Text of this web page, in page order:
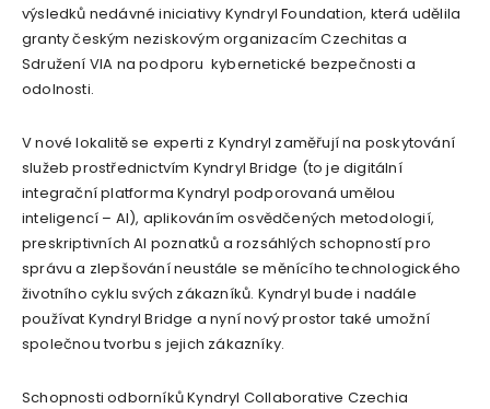
výsledků nedávné iniciativy Kyndryl Foundation, která udělila
granty českým neziskovým organizacím Czechitas a
Sdružení VIA na podporu kybernetické bezpečnosti a
odolnosti.
V nové lokalitě se experti z Kyndryl zaměřují na poskytování
služeb prostřednictvím Kyndryl Bridge (to je digitální
integrační platforma Kyndryl podporovaná umělou
inteligencí – AI), aplikováním osvědčených metodologií,
preskriptivních AI poznatků a rozsáhlých schopností pro
správu a zlepšování neustále se měnícího technologického
životního cyklu svých zákazníků. Kyndryl bude i nadále
používat Kyndryl Bridge a nyní nový prostor také umožní
společnou tvorbu s jejich zákazníky.
Schopnosti odborníků Kyndryl Collaborative Czechia